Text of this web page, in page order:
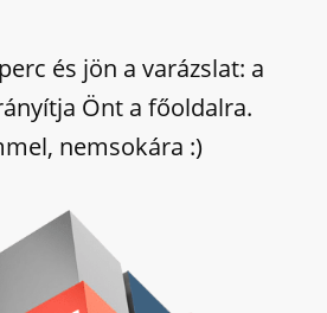
és jön a varázslat: a
Önt a főoldalra.
nemsokára :)